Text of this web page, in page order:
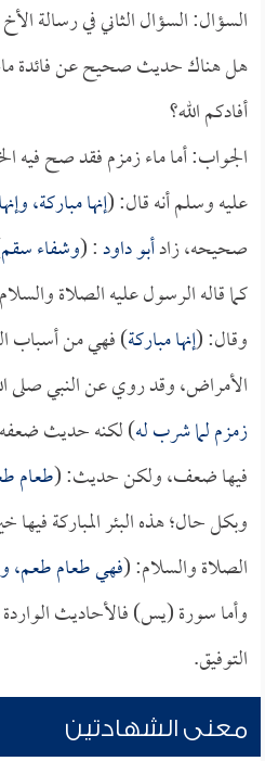
السؤال: السؤال الثاني في رسالة الأخ
هل هناك حديث صحيح عن فائدة
أفادكم الله؟
الجواب: أما ماء زمزم فقد صح فيه
عليه وسلم أنه قال: (إنها مباركة،
صحيحه، زادأبو داود: (وشفاء سقم
كما قاله الرسول عليه الصلاة
وقال: (إنها مباركة) فهي من أسباب
الأمراض، وقد روي عن النبي صلى
زمزم لما شرب له) لكنه حديث
فيها ضعف، ولكن حديث: (طعام
وبكل حال؛ هذه البئر المباركة
الصلاة والسلام: (فهي طعام طعم،
وأما سورة (يس) فالأحاديث الواردة
التوفيق.
معنى الشهادتين